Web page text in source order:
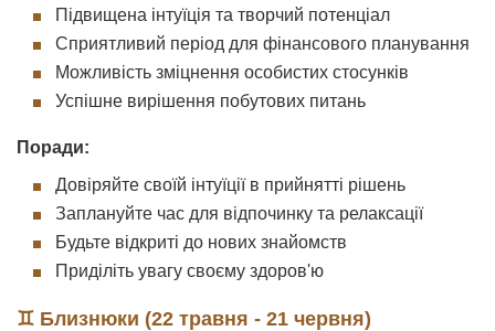
Підвищена інтуїція та творчий потенціал
Сприятливий період для фінансового планування
Можливість зміцнення особистих стосунків
Успішне вирішення побутових питань
Поради:
Довіряйте своїй інтуїції в прийнятті рішень
Заплануйте час для відпочинку та релаксації
Будьте відкриті до нових знайомств
Приділіть увагу своєму здоров'ю
♊ Близнюки (22 травня - 21 червня)